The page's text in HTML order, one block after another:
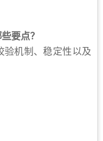
要点？
验机制、稳定性以及